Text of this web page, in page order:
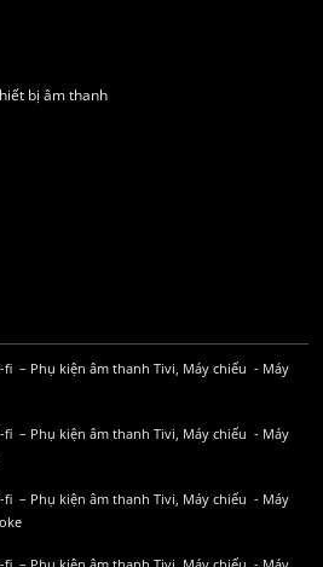
bị âm thanh
fi – Phụ kiện âm thanh Tivi, Máy chiếu - Máy
fi – Phụ kiện âm thanh Tivi, Máy chiếu - Máy
fi – Phụ kiện âm thanh Tivi, Máy chiếu - Máy